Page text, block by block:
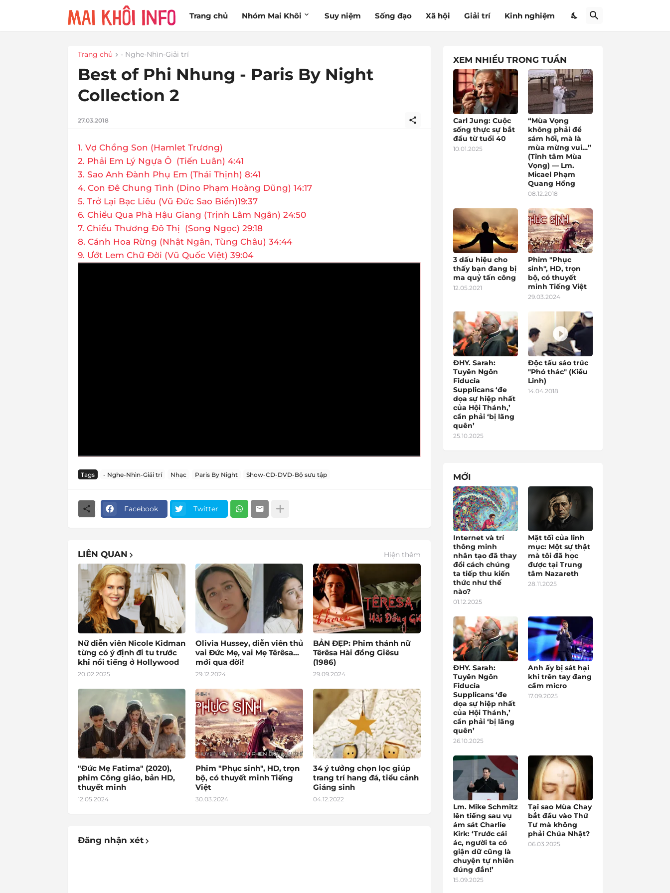
Trang chủ Nhóm Mai Khôi Suy niệm Sống đạo Xã hội Giải trí Kinh nghiệm
Trang chủ - Nghe-Nhìn-Giải trí
Best of Phi Nhung - Paris By Night
Collection 2
27.03.2018
1. Vợ Chồng Son (Hamlet Trương)
2. Phải Em Lý Ngựa Ô (Tiến Luân) 4:41
3. Sao Anh Đành Phụ Em (Thái Thịnh) 8:41
4. Con Đê Chung Tình (Dino Phạm Hoàng Dũng) 14:17
5. Trở Lại Bạc Liêu (Vũ Đức Sao Biển)19:37
6. Chiều Qua Phà Hậu Giang (Trịnh Lâm Ngân) 24:50
7. Chiều Thương Đô Thị (Song Ngọc) 29:18
8. Cánh Hoa Rừng (Nhật Ngân, Tùng Châu) 34:44
9. Ướt Lem Chữ Đời (Vũ Quốc Việt) 39:04
Tags - Nghe-Nhìn-Giải trí Nhạc Paris By Night Show-CD-DVD-Bộ sưu tập
Facebook Twitter
LIÊN QUAN Hiện thêm
Nữ diễn viên Nicole Kidman
từng có ý định đi tu trước
khi nổi tiếng ở Hollywood
20.02.2025
Olivia Hussey, diễn viên thủ
vai Đức Mẹ, vai Mẹ Têrêsa...
mới qua đời!
29.12.2024
BẢN ĐẸP: Phim thánh nữ
Têrêsa Hài đồng Giêsu
(1986)
29.09.2024
"Đức Mẹ Fatima" (2020),
phim Công giáo, bản HD,
thuyết minh
12.05.2024
Phim "Phục sinh", HD, trọn
bộ, có thuyết minh Tiếng
Việt
30.03.2024
34 ý tưởng chọn lọc giúp
trang trí hang đá, tiểu cảnh
Giáng sinh
04.12.2022
Đăng nhận xét
XEM NHIỀU TRONG TUẦN
Carl Jung: Cuộc
sống thực sự bắt
đầu từ tuổi 40
10.01.2025
“Mùa Vọng
không phải để
sám hối, mà là
mùa mừng vui…”
(Tĩnh tâm Mùa
Vọng) — Lm.
Micael Phạm
Quang Hồng
08.12.2018
3 dấu hiệu cho
thấy bạn đang bị
ma quỷ tấn công
12.05.2021
Phim "Phục
sinh", HD, trọn
bộ, có thuyết
minh Tiếng Việt
29.03.2024
ĐHY. Sarah:
Tuyên Ngôn
Fiducia
Supplicans ‘đe
dọa sự hiệp nhất
của Hội Thánh,’
cần phải ‘bị lãng
quên’
25.10.2025
Độc tấu sáo trúc
"Phó thác" (Kiều
Linh)
14.04.2018
MỚI
Internet và trí
thông minh
nhân tạo đã thay
đổi cách chúng
ta tiếp thu kiến
thức như thế
nào?
01.12.2025
Mặt tối của linh
mục: Một sự thật
mà tôi đã học
được tại Trung
tâm Nazareth
28.11.2025
ĐHY. Sarah:
Tuyên Ngôn
Fiducia
Supplicans ‘đe
dọa sự hiệp nhất
của Hội Thánh,’
cần phải ‘bị lãng
quên’
26.10.2025
Anh ấy bị sát hại
khi trên tay đang
cầm micro
17.09.2025
Lm. Mike Schmitz
lên tiếng sau vụ
ám sát Charlie
Kirk: ‘Trước cái
ác, người ta có
giận dữ cũng là
chuyện tự nhiên
đúng đắn!’
15.09.2025
Tại sao Mùa Chay
bắt đầu vào Thứ
Tư mà không
phải Chúa Nhật?
06.03.2025